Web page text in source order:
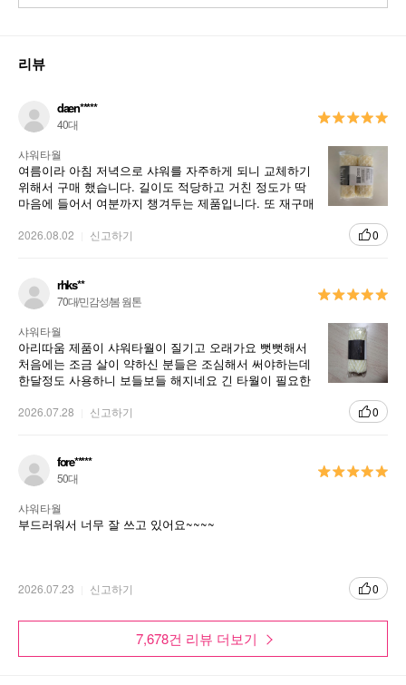
리뷰
daen*****
40대
샤워타월
여름이라 아침 저녁으로 샤워를 자주하게 되니 교체하기
위해서 구매 했습니다. 길이도 적당하고 거친 정도가 딱
마음에 들어서 여분까지 챙겨두는 제품입니다. 또 재구매
2026.08.02 신고하기 0
rhks**
70대/민감성/봄 웜톤
샤워타월
아리따움 제품이 샤워타월이 질기고 오래가요 뻣뻣해서
처음에는 조금 살이 약하신 분들은 조심해서 써야하는데
한달정도 사용하니 보들보들 해지네요 긴 타월이 필요한
2026.07.28 신고하기 0
fore*****
50대
샤워타월
부드러워서 너무 잘 쓰고 있어요~~~~
2026.07.23 신고하기 0
7,678건 리뷰 더보기